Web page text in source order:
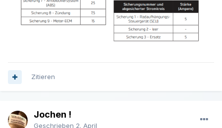
Zitieren
Jochen !
Geschrieben 2. April